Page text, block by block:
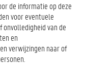
de informatie op deze
voor eventuele
onvolledigheid van de
en
verwijzingen naar of